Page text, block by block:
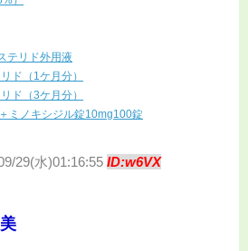
テリド外用液
ド（1ケ月分）
ド（3ケ月分）
ミノキシジル錠10mg100錠
29(水)01:16:55 ID:w6VX